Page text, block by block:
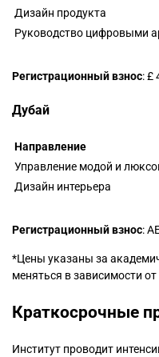
Дизайн продукта
Руководство цифровыми
Регистрационный взнос: £
Дубай
Направление
Управление модой и
Дизайн интерьера
Регистрационный взнос:
*Цены указаны за
меняться в зависимости
Краткосрочные
Институт проводит